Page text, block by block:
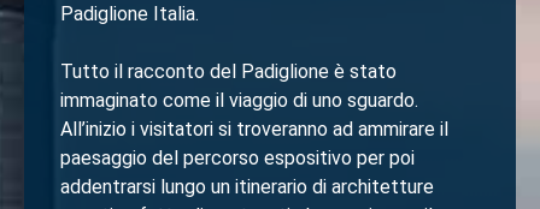
Padiglione Italia.
Tutto il racconto del Padiglione è stato
immaginato come il viaggio di uno sguardo.
All’inizio i visitatori si troveranno ad ammirare il
paesaggio del percorso espositivo per poi
addentrarsi lungo un itinerario di architetture